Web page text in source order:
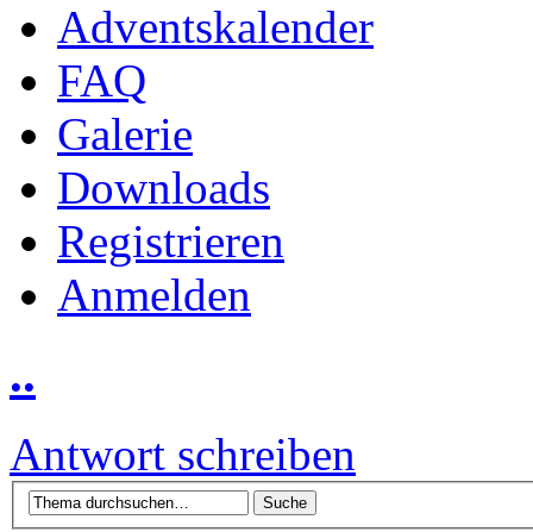
Adventskalender
FAQ
Galerie
Downloads
Registrieren
Anmelden
..
Antwort schreiben